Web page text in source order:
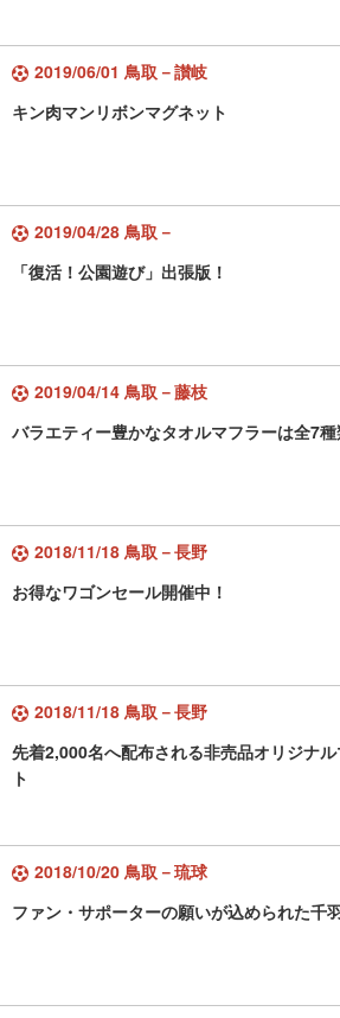
2019/06/01 鳥取－讃岐
キン肉マンリボンマグネット
2019/04/28 鳥取－
「復活！公園遊び」出張版！
2019/04/14 鳥取－藤枝
バラエティー豊かなタオルマフラーは全7種
2018/11/18 鳥取－長野
お得なワゴンセール開催中！
2018/11/18 鳥取－長野
先着2,000名へ配布される非売品オリジナ
ト
2018/10/20 鳥取－琉球
ファン・サポーターの願いが込められた千